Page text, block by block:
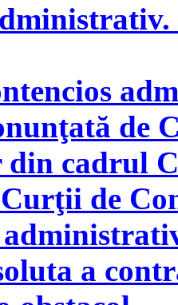
de
din cadrul
de
a